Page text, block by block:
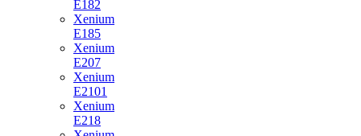
E182
Xenium
E185
Xenium
E207
Xenium
E2101
Xenium
E218